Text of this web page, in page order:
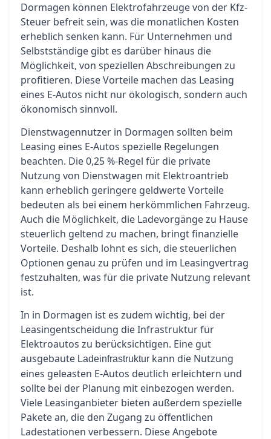
Dormagen können Elektrofahrzeuge von der Kfz-
Steuer befreit sein, was die monatlichen Kosten
erheblich senken kann. Für Unternehmen und
Selbstständige gibt es darüber hinaus die
Möglichkeit, von speziellen Abschreibungen zu
profitieren. Diese Vorteile machen das Leasing
eines E-Autos nicht nur ökologisch, sondern auch
ökonomisch sinnvoll.
Dienstwagennutzer in Dormagen sollten beim
Leasing eines E-Autos spezielle Regelungen
beachten. Die 0,25 %-Regel für die private
Nutzung von Dienstwagen mit Elektroantrieb
kann erheblich geringere geldwerte Vorteile
bedeuten als bei einem herkömmlichen Fahrzeug.
Auch die Möglichkeit, die Ladevorgänge zu Hause
steuerlich geltend zu machen, bringt finanzielle
Vorteile. Deshalb lohnt es sich, die steuerlichen
Optionen genau zu prüfen und im Leasingvertrag
festzuhalten, was für die private Nutzung relevant
ist.
In in Dormagen ist es zudem wichtig, bei der
Leasingentscheidung die Infrastruktur für
Elektroautos zu berücksichtigen. Eine gut
ausgebaute Ladeinfrastruktur kann die Nutzung
eines geleasten E-Autos deutlich erleichtern und
sollte bei der Planung mit einbezogen werden.
Viele Leasinganbieter bieten außerdem spezielle
Pakete an, die den Zugang zu öffentlichen
Ladestationen verbessern. Diese Angebote